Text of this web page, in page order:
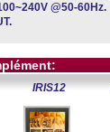
@50-60Hz.
IRIS12